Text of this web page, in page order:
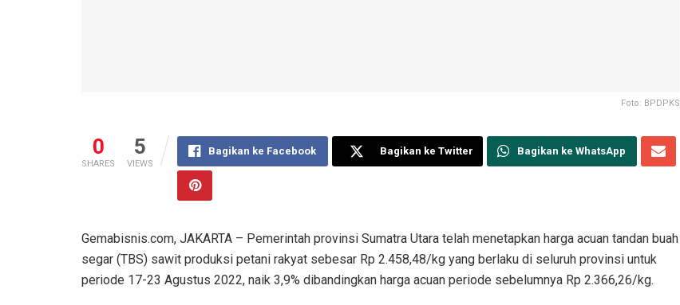
Foto: BPDPKS
0
SHARES
5
VIEWS
Bagikan ke Facebook Bagikan ke Twitter Bagikan ke WhatsApp
Gemabisnis.com, JAKARTA – Pemerintah provinsi Sumatra Utara telah menetapkan harga acuan tandan buah
segar (TBS) sawit produksi petani rakyat sebesar Rp 2.458,48/kg yang berlaku di seluruh provinsi untuk
periode 17-23 Agustus 2022, naik 3,9% dibandingkan harga acuan periode sebelumnya Rp 2.366,26/kg.